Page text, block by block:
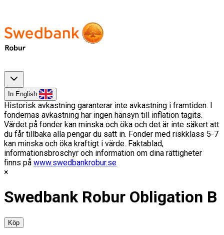
In English
Historisk avkastning garanterar inte avkastning i framtiden. I
fondernas avkastning har ingen hänsyn till inflation tagits.
Värdet på fonder kan minska och öka och det är inte säkert att
du får tillbaka alla pengar du satt in. Fonder med riskklass 5-7
kan minska och öka kraftigt i värde. Faktablad,
informationsbroschyr och information om dina rättigheter
finns på www.swedbankrobur.se
Swedbank Robur Obligation B
Köp